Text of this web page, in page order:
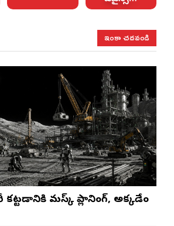
ఇంకా చదవండి
కట్టడానికి మస్క్ ప్లానింగ్, అక్కడేం